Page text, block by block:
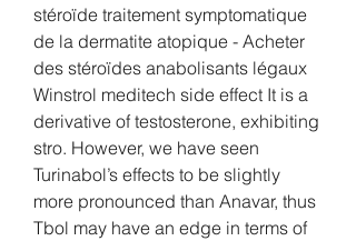
stéroïde traitement symptomatique
de la dermatite atopique - Acheter
des stéroïdes anabolisants légaux
Winstrol meditech side effect It is a
derivative of testosterone, exhibiting
stro. However, we have seen
Turinabol’s effects to be slightly
more pronounced than Anavar, thus
Tbol may have an edge in terms of